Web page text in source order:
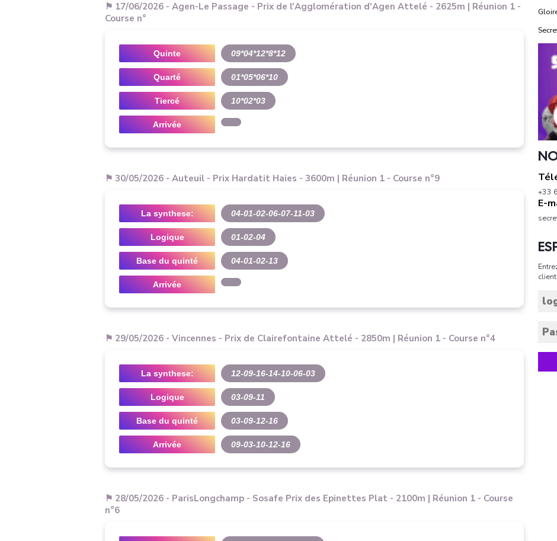
⚑ 17/06/2026 - Agen-Le Passage - Prix de l'Agglomération d'Agen Attelé - 2625m | Réunion 1 -
Course n°
Quinte 09*04*12*8*12
Quarté 01*05*06*10
Tiercé 10*02*03
Arrivée
⚑ 30/05/2026 - Auteuil - Prix Hardatit Haies - 3600m | Réunion 1 - Course n°9
La synthese: 04-01-02-06-07-11-03
Logique 01-02-04
Base du quinté 04-01-02-13
Arrivée
⚑ 29/05/2026 - Vincennes - Prix de Clairefontaine Attelé - 2850m | Réunion 1 - Course n°4
La synthese: 12-09-16-14-10-06-03
Logique 03-09-11
Base du quinté 03-09-12-16
Arrivée 09-03-10-12-16
⚑ 28/05/2026 - ParisLongchamp - Sosafe Prix des Epinettes Plat - 2100m | Réunion 1 - Course
n°6
+33
E-
client.